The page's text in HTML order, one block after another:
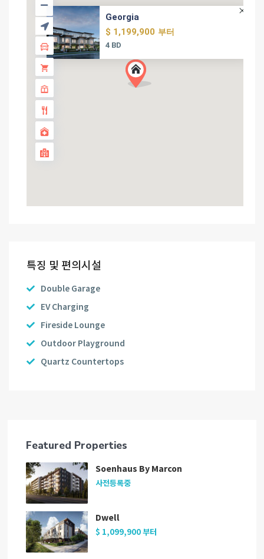
Georgia
$ 1,199,900 부터
4 BD
특징 및 편의시설
Double Garage
EV Charging
Fireside Lounge
Outdoor Playground
Quartz Countertops
Featured Properties
Soenhaus By Marcon
사전등록중
Dwell
$ 1,099,900부터